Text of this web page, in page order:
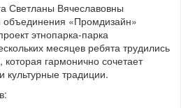
Светланы Вячеславовны
объединения «Промдизайн»
этнопарка-парка
месяцев ребята трудились
гармонично сочетает
культурные традиции.